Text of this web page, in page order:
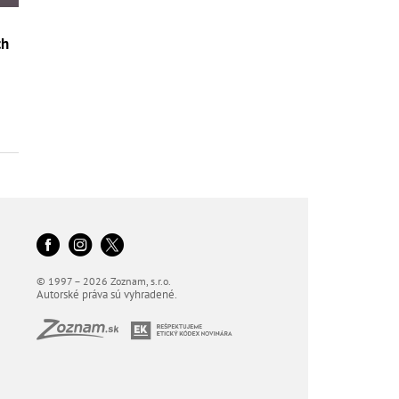
© 1997 – 2026 Zoznam, s.r.o.
Autorské práva sú vyhradené.